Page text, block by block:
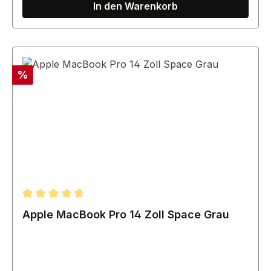
In den Warenkorb
Rabatt
%
Durchschnittliche Bewertung von 4.67 von 5 Sternen
Apple MacBook Pro 14 Zoll Space Grau